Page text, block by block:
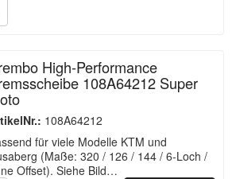
High-Performance
108A64212 Super
108A64212
für viele Modelle KTM und
(Maße: 320 / 126 / 144 / 6-Loch /
Offset). Siehe Bild…